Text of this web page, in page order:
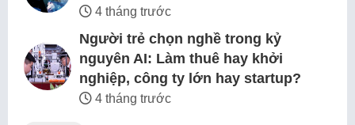
4 tháng trước
Người trẻ chọn nghề trong kỷ
nguyên AI: Làm thuê hay khởi
nghiệp, công ty lớn hay startup?
4 tháng trước